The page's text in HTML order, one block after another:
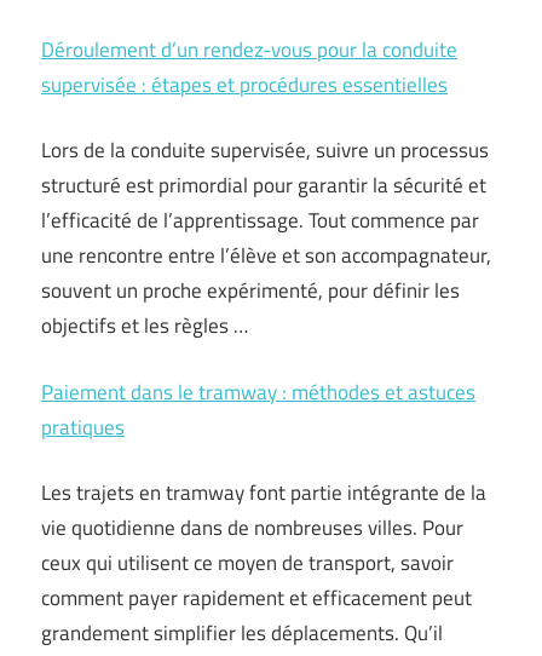
Déroulement d’un rendez-vous pour la conduite
supervisée : étapes et procédures essentielles
Lors de la conduite supervisée, suivre un processus
structuré est primordial pour garantir la sécurité et
l’efficacité de l’apprentissage. Tout commence par
une rencontre entre l’élève et son accompagnateur,
souvent un proche expérimenté, pour définir les
objectifs et les règles …
Paiement dans le tramway : méthodes et astuces
pratiques
Les trajets en tramway font partie intégrante de la
vie quotidienne dans de nombreuses villes. Pour
ceux qui utilisent ce moyen de transport, savoir
comment payer rapidement et efficacement peut
grandement simplifier les déplacements. Qu’il